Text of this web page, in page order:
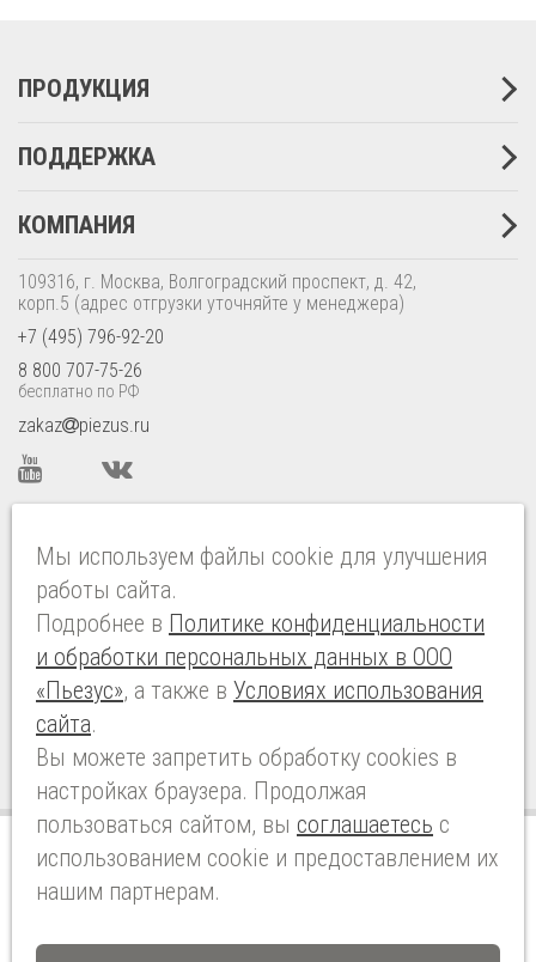
ПРОДУКЦИЯ
ПОДДЕРЖКА
КОМПАНИЯ
109316, г. Москва, Волгоградский проспект, д. 42,
корп.5 (адрес отгрузки уточняйте у менеджера)
+7 (495) 796-92-20
8 800 707-75-26
бесплатно по РФ
zakaz piezus.ru
“ Новые разработки, постоянное совершенствование
существующей продукции, квалифицированный
сервис и техническая поддержка являются
основными приоритетами PIEZUS ”
© 2026 PIEZUS Все права защищены
Политика конфиденциальности и обработки персональных
Мы используем файлы cookie для улучшения
работы сайта.
Подробнее в Политике конфиденциальности
и обработки персональных данных в ООО
«Пьезус», а также в Условиях использования
сайта.
Вы можете запретить обработку сookies в
настройках браузера. Продолжая
пользоваться сайтом, вы соглашаетесь с
использованием cookie и предоставлением их
нашим партнерам.